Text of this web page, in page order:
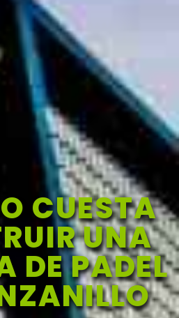
CUESTA
UNA
DE PADEL